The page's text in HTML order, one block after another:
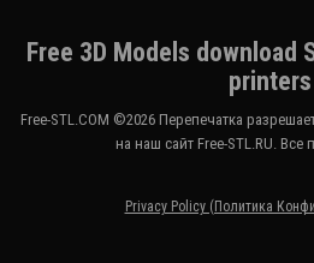
Free 3D Models download
printers
Free-STL.COM ©2026 Перепечатка
на наш сайт Free-STL.RU.
Privacy Policy (Политика